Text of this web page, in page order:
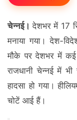
चेन्नई।देशभर में 17
मनाया गया। देश-
मौके पर देशभर में कई
राजधानी चेन्नई में
हादसा हो गया।
चोटें आई हैं।